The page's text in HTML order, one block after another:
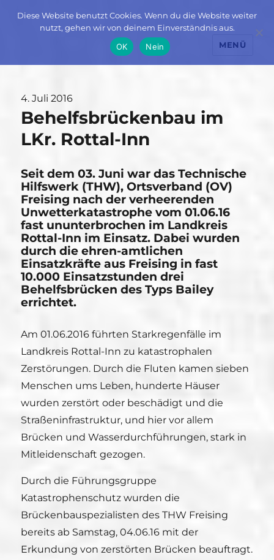
MENÜ
Veröffentlicht
am
4. Juli 2016
Behelfsbrückenbau im
LKr. Rottal-Inn
Seit dem 03. Juni war das Technische
Hilfswerk (THW), Ortsverband (OV)
Freising nach der verheerenden
Unwetterkatastrophe vom 01.06.16
fast ununterbrochen im Landkreis
Rottal-Inn im Einsatz. Dabei wurden
durch die ehren-amtlichen
Einsatzkräfte aus Freising in fast
10.000 Einsatzstunden drei
Behelfsbrücken des Typs Bailey
errichtet.
Am 01.06.2016 führten Starkregenfälle im
Landkreis Rottal-Inn zu katastrophalen
Zerstörungen. Durch die Fluten kamen sieben
Menschen ums Leben, hunderte Häuser
wurden zerstört oder beschädigt und die
Straßeninfrastruktur, und hier vor allem
Brücken und Wasserdurchführungen, stark in
Mitleidenschaft gezogen.
Durch die Führungsgruppe
Katastrophenschutz wurden die
Brückenbauspezialisten des THW Freising
bereits ab Samstag, 04.06.16 mit der
Erkundung von zerstörten Brücken beauftragt.
Diese Website benutzt Cookies. Wenn du die Website weiter
nutzt, gehen wir von deinem Einverständnis aus.
OK
Nein